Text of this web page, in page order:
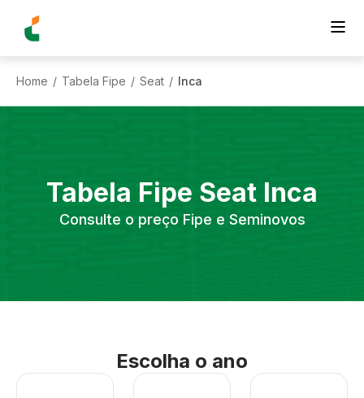
Home / Tabela Fipe / Seat / Inca
Tabela Fipe Seat Inca
Consulte o preço Fipe e Seminovos
Escolha o ano